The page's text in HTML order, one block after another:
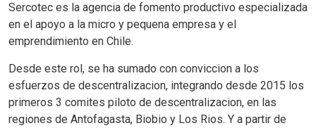
Sercotec es la agencia de fomento productivo especializada
en el apoyo a la micro y pequena empresa y el
emprendimiento en Chile.
Desde este rol, se ha sumado con conviccion a los
esfuerzos de descentralizacion, integrando desde 2015 los
primeros 3 comites piloto de descentralizacion, en las
regiones de Antofagasta, Biobio y Los Rios. Y a partir de